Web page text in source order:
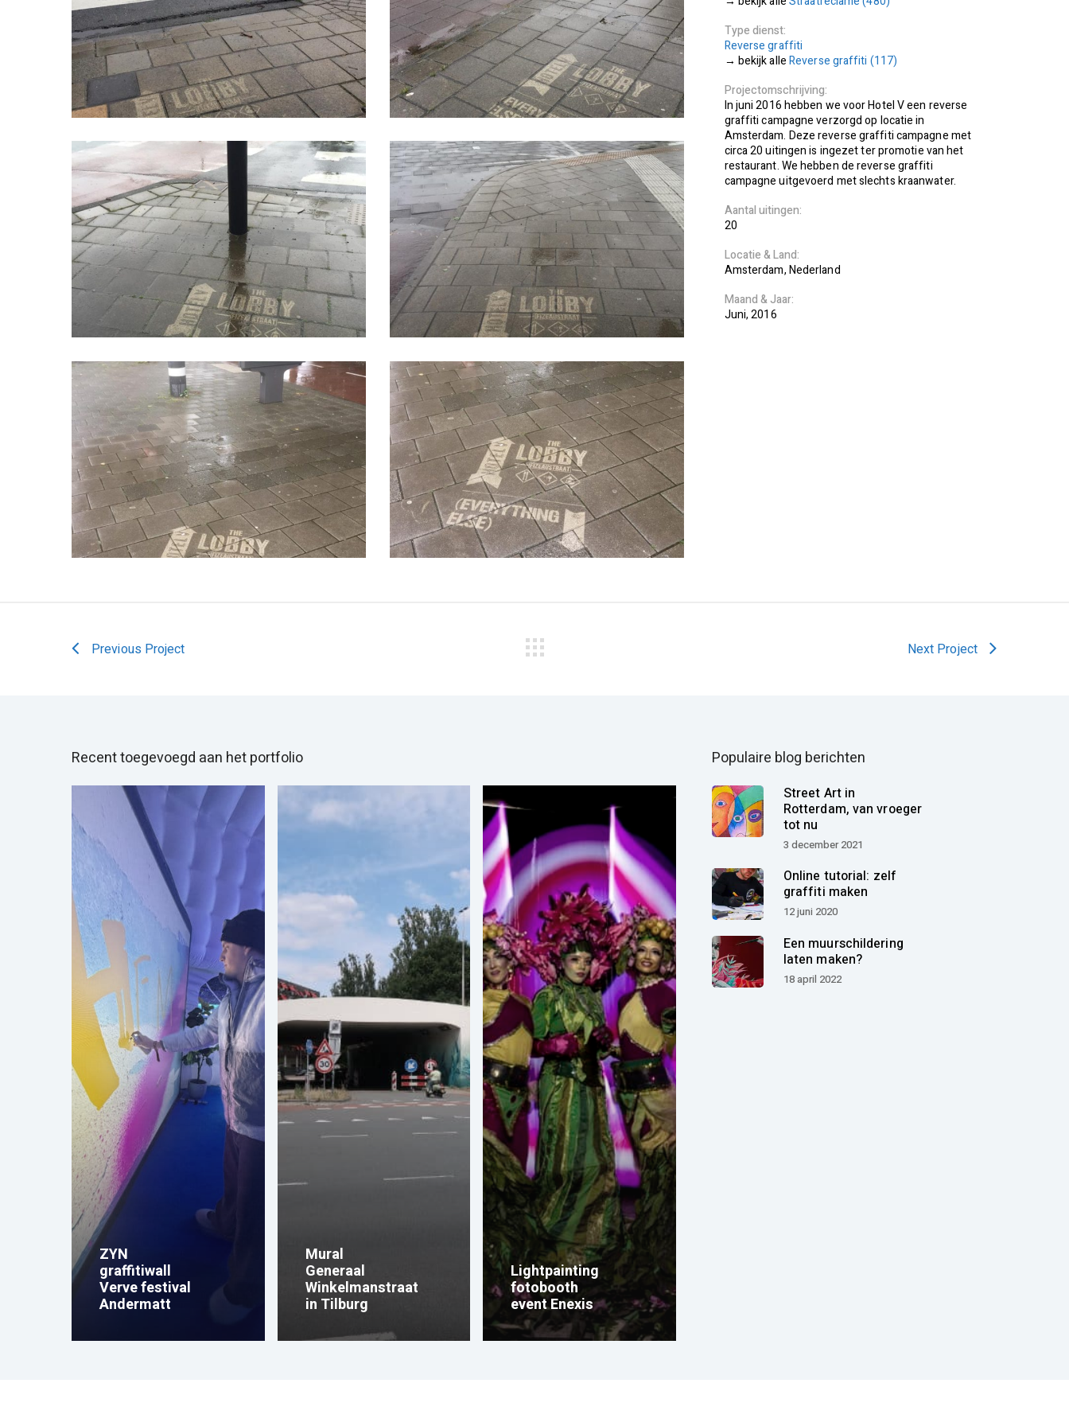
Type dienst
Reverse graffiti
Reverse graffiti (117)
Projectomschrijving
In juni 2016 hebben we voor Hotel V een reverse
graffiti campagne verzorgd op locatie in
Amsterdam. Deze reverse graffiti campagne met
circa 20 uitingen is ingezet ter promotie van het
restaurant. We hebben de reverse graffiti
campagne uitgevoerd met slechts kraanwater.
Aantal uitingen
20
Locatie
Land
Amsterdam Nederland
Maand
Jaar
Juni 2016
Previous Project Next Project
Recent toegevoegd aan het portfolio
ZYN
graffitiwall
Verve festival
Andermatt
Mural
Generaal
Winkelmanstraat
in Tilburg
Lightpainting
fotobooth
event Enexis
Populaire blog berichten
Street Art in
Rotterdam, van vroeger
tot nu
3 december 2021
Online tutorial: zelf
graffiti maken
12 juni 2020
Een muurschildering
laten maken?
18 april 2022